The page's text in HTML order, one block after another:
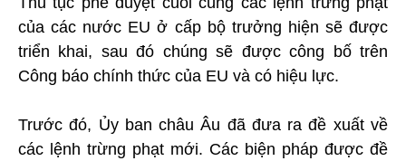
của các nước EU ở cấp bộ trưởng hiện sẽ được
triển khai, sau đó chúng sẽ được công bố trên
Công báo chính thức của EU và có hiệu lực.
Trước đó, Ủy ban châu Âu đã đưa ra đề xuất về
các lệnh trừng phạt mới. Các biện pháp được đề